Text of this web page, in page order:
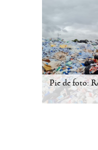
Pie de foto: